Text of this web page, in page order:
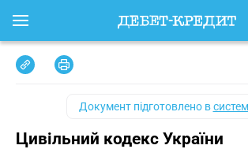
Документ підготовлено в
Цивільний кодекс України